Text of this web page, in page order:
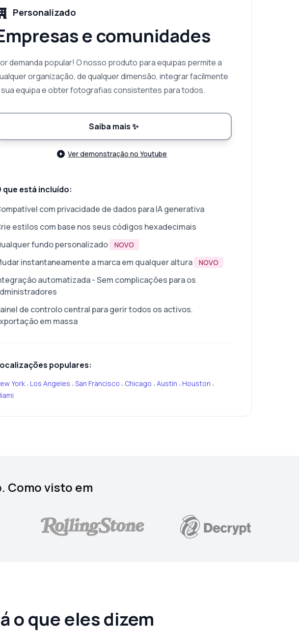
Personalizado
e comunidades
demanda popular! O nosso produto para equipas permite a
organização, de qualquer dimensão, integrar facilmente
sua equipa e obter fotografias consistentes para todos.
Saiba mais✨
Ver demonstração no Youtube
que está incluído:
com privacidade de dados para IA generativa
estilos com base nos seus códigos hexadecimais
fundo personalizado
NOVO
instantaneamente a marca em qualquer altura NOVO
automatizada - Sem complicações para os
de controlo central para gerir todos os activos.
em massa
populares:
York•Los Angeles •San Francisco • Chicago •Austin •Houston •
Como visto em
o que eles dizem